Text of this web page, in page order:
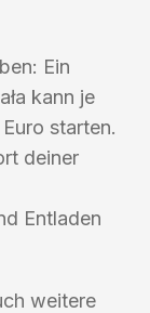
Ein
kann je
starten.
deiner
Entladen
weitere